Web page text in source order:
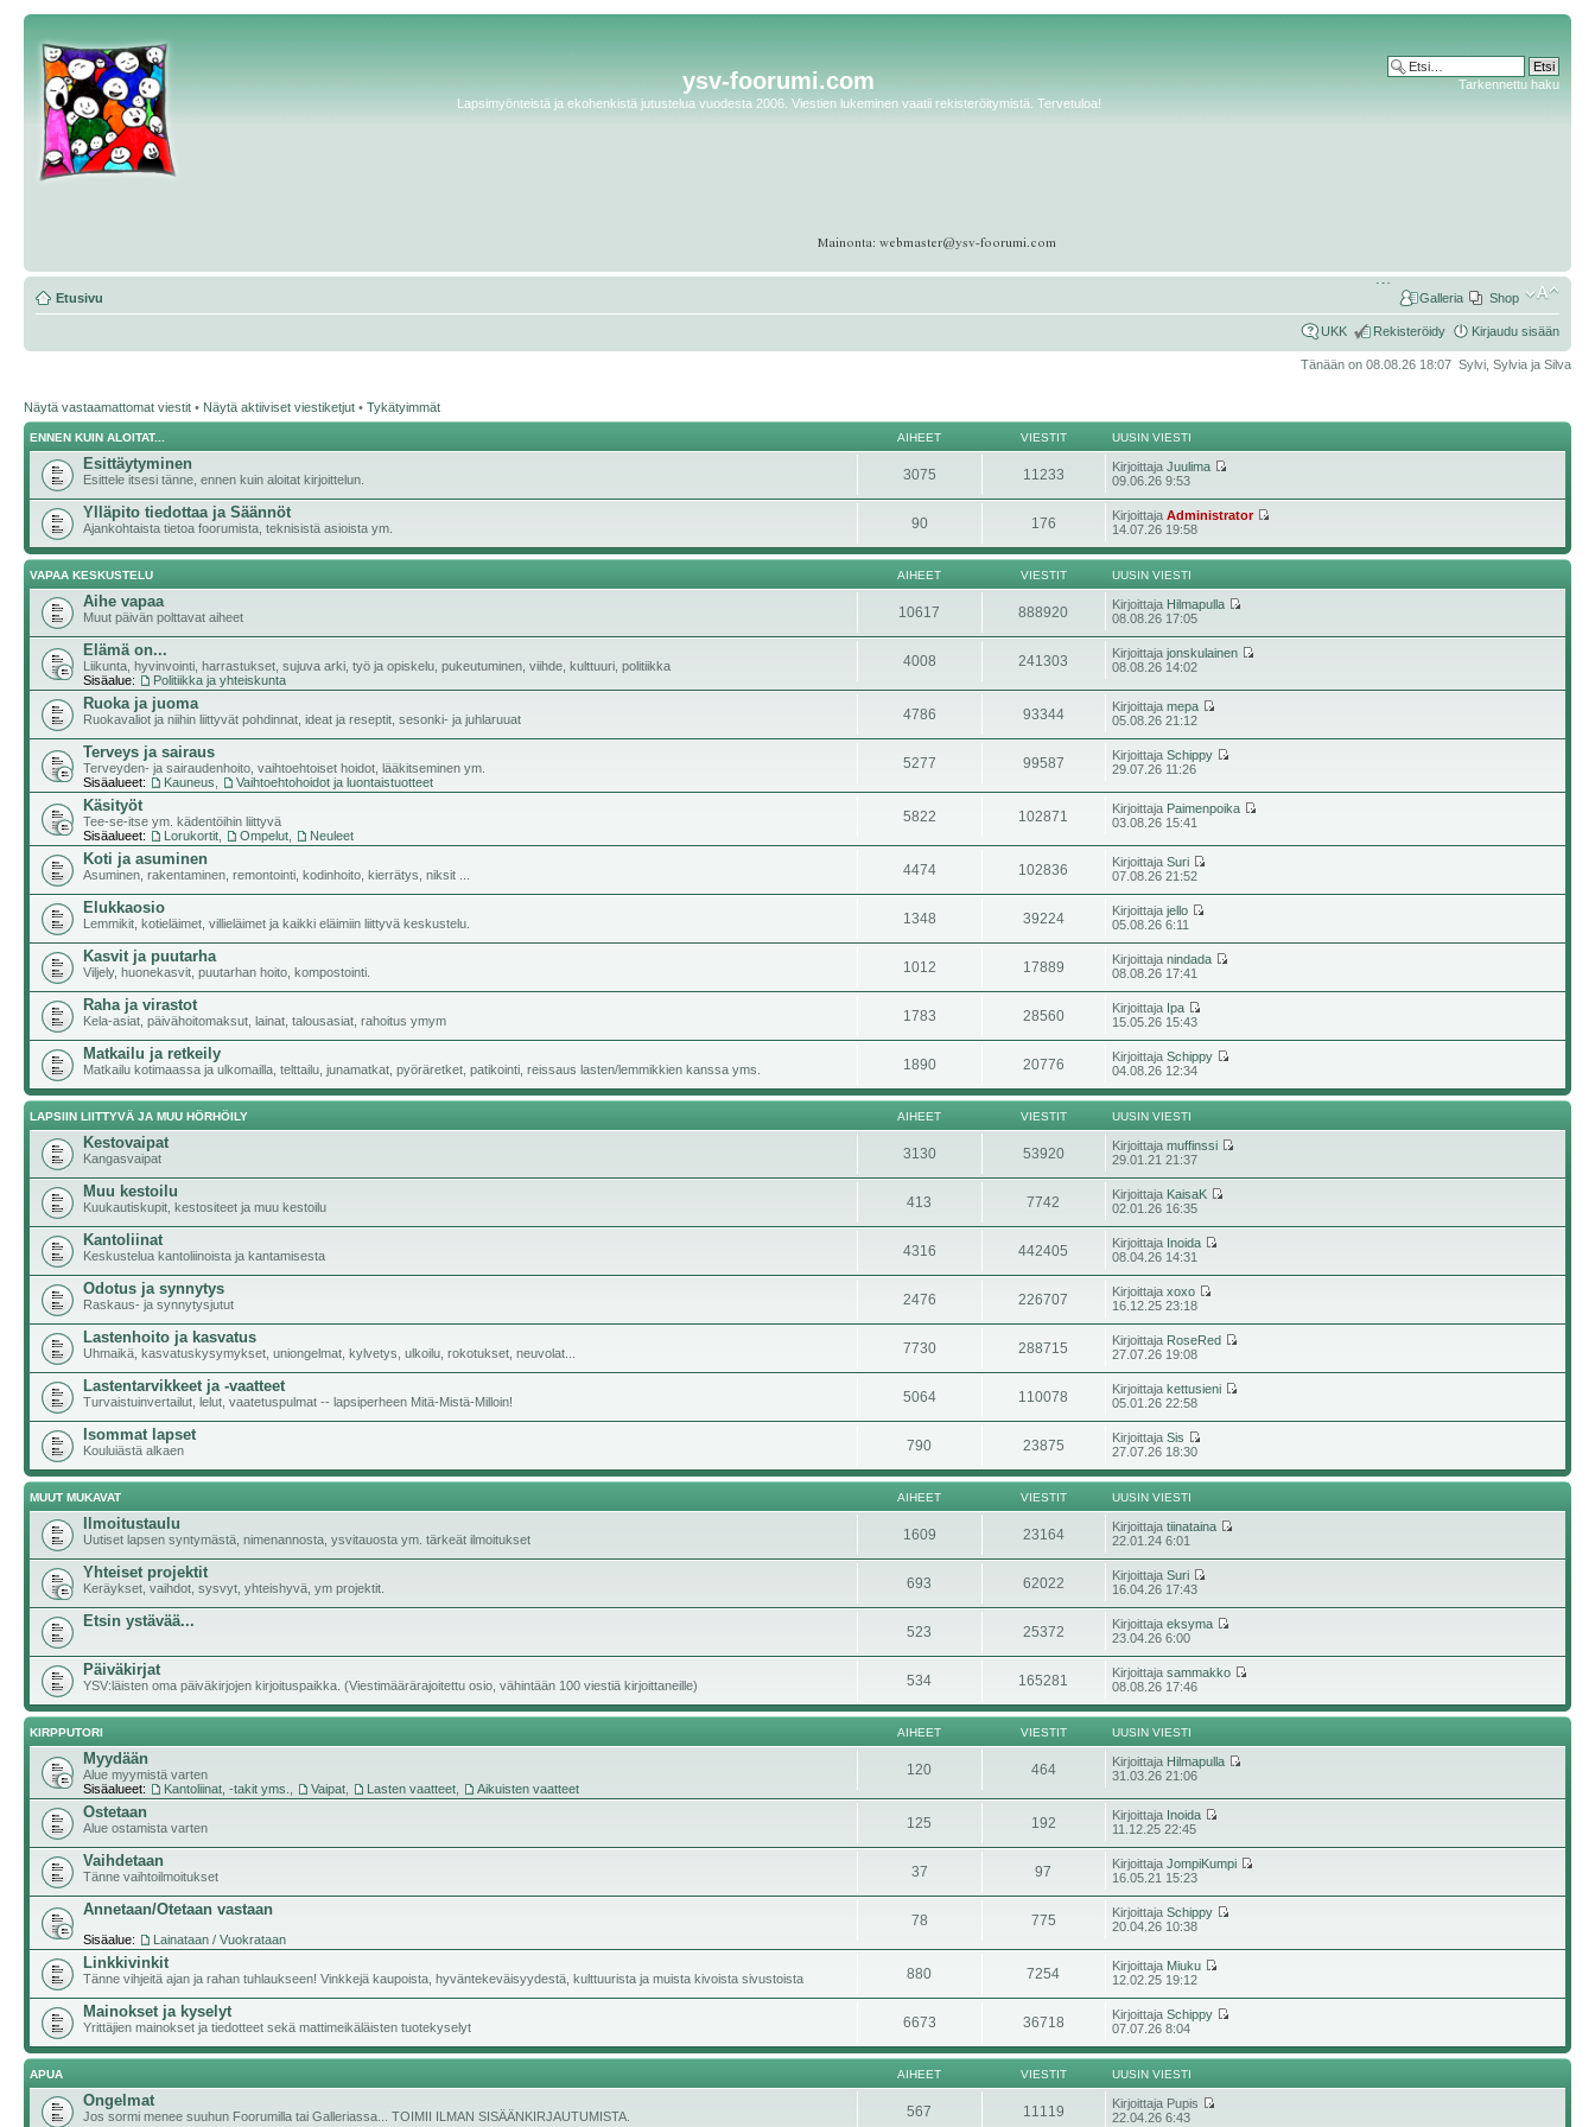
ysv-foorumi.com
Lapsimyönteistä ja ekohenkistä jutustelua vuodesta 2006. Viestien lukeminen vaatii rekisteröitymistä. Tervetuloa!
Tarkennettu haku
Etusivu Shop
Galleria
UKK Rekisteröidy Kirjaudu sisään
Tänään on 08.08.26 18:07 Sylvi, Sylvia ja Silva
Näytä vastaamattomat viestit • Näytä aktiiviset viestiketjut • Tykätyimmät
ENNEN KUIN ALOITAT... AIHEET VIESTIT UUSIN VIESTI
Esittäytyminen
Esittele itsesi tänne, ennen kuin aloitat kirjoittelun. 3075 11233 KirjoittajaJuulima
09.06.26 9:53
Ylläpito tiedottaa ja Säännöt
Ajankohtaista tietoa foorumista, teknisistä asioista ym. 90 176 KirjoittajaAdministrator
14.07.26 19:58
VAPAA KESKUSTELU AIHEET VIESTIT UUSIN VIESTI
Aihe vapaa
Muut päivän polttavat aiheet 10617 888920 Kirjoittaja Hilmapulla
08.08.26 17:05
Elämä on...
Liikunta, hyvinvointi, harrastukset, sujuva arki, työ ja opiskelu, pukeutuminen, viihde, kulttuuri, politiikka
Sisäalue:
Politiikka ja yhteiskunta
4008 241303 Kirjoittajajonskulainen
08.08.26 14:02
Ruoka ja juoma
Ruokavaliot ja niihin liittyvät pohdinnat, ideat ja reseptit, sesonki- ja juhlaruuat 4786 93344 Kirjoittajamepa
05.08.26 21:12
Terveys ja sairaus
Terveyden- ja sairaudenhoito, vaihtoehtoiset hoidot, lääkitseminen ym.
Sisäalueet:
Kauneus Vaihtoehtohoidot ja luontaistuotteet
5277 99587 KirjoittajaSchippy
29.07.26 11:26
Käsityöt
Tee-se-itse ym. kädentöihin liittyvä
Sisäalueet:
Lorukortit Ompelut Neuleet
5822 102871 Kirjoittaja Paimenpoika
03.08.26 15:41
Koti ja asuminen
Asuminen, rakentaminen, remontointi, kodinhoito, kierrätys, niksit ... 4474 102836 KirjoittajaSuri
07.08.26 21:52
Elukkaosio
Lemmikit, kotieläimet, villieläimet ja kaikki eläimiin liittyvä keskustelu. 1348 39224 Kirjoittajajello
05.08.26 6:11
Kasvit ja puutarha
Viljely, huonekasvit, puutarhan hoito, kompostointi. 1012 17889 Kirjoittajanindada
08.08.26 17:41
Raha ja virastot
Kela-asiat, päivähoitomaksut, lainat, talousasiat, rahoitus ymym 1783 28560 Kirjoittaja Ipa
15.05.26 15:43
Matkailu ja retkeily
Matkailu kotimaassa ja ulkomailla, telttailu, junamatkat, pyöräretket, patikointi, reissaus lasten/lemmikkien kanssa yms. 1890 20776 KirjoittajaSchippy
04.08.26 12:34
LAPSIIN LIITTYVÄ JA MUU HÖRHÖILY AIHEET VIESTIT UUSIN VIESTI
Kestovaipat
Kangasvaipat 3130 53920 Kirjoittajamuffinssi
29.01.21 21:37
Muu kestoilu
Kuukautiskupit, kestositeet ja muu kestoilu 413 7742 Kirjoittaja KaisaK
02.01.26 16:35
Kantoliinat
Keskustelua kantoliinoista ja kantamisesta 4316 442405 Kirjoittaja Inoida
08.04.26 14:31
Odotus ja synnytys
Raskaus- ja synnytysjutut 2476 226707 Kirjoittajaxoxo
16.12.25 23:18
Lastenhoito ja kasvatus
Uhmaikä, kasvatuskysymykset, uniongelmat, kylvetys, ulkoilu, rokotukset, neuvolat... 7730 288715 Kirjoittaja RoseRed
27.07.26 19:08
Lastentarvikkeet ja -vaatteet
Turvaistuinvertailut, lelut, vaatetuspulmat -- lapsiperheen Mitä-Mistä-Milloin! 5064 110078 Kirjoittajakettusieni
05.01.26 22:58
Isommat lapset
Kouluiästä alkaen 790 23875 KirjoittajaSis
27.07.26 18:30
MUUT MUKAVAT AIHEET VIESTIT UUSIN VIESTI
Ilmoitustaulu
Uutiset lapsen syntymästä, nimenannosta, ysvitauosta ym. tärkeät ilmoitukset 1609 23164 Kirjoittajatiinataina
22.01.24 6:01
Yhteiset projektit
Keräykset, vaihdot, sysvyt, yhteishyvä, ym projektit. 693 62022 KirjoittajaSuri
16.04.26 17:43
Etsin ystävää...
523 25372 Kirjoittajaeksyma
23.04.26 6:00
Päiväkirjat
YSV:läisten oma päiväkirjojen kirjoituspaikka. (Viestimäärärajoitettu osio, vähintään 100 viestiä kirjoittaneille) 534 165281 Kirjoittajasammakko
08.08.26 17:46
KIRPPUTORI AIHEET VIESTIT UUSIN VIESTI
Myydään
Alue myymistä varten
Sisäalueet:
Kantoliinat, -takit yms. Vaipat Lasten vaatteet Aikuisten vaatteet
120 464 Kirjoittaja Hilmapulla
31.03.26 21:06
Ostetaan
Alue ostamista varten 125 192 Kirjoittaja Inoida
11.12.25 22:45
Vaihdetaan
Tänne vaihtoilmoitukset 37 97 KirjoittajaJompiKumpi
16.05.21 15:23
Annetaan/Otetaan vastaan
Sisäalue: Lainataan / Vuokrataan
78 775 KirjoittajaSchippy
20.04.26 10:38
Linkkivinkit
Tänne vihjeitä ajan ja rahan tuhlaukseen! Vinkkejä kaupoista, hyväntekeväisyydestä, kulttuurista ja muista kivoista sivustoista 880 7254 Kirjoittaja Miuku
12.02.25 19:12
Mainokset ja kyselyt
Yrittäjien mainokset ja tiedotteet sekä mattimeikäläisten tuotekyselyt 6673 36718 KirjoittajaSchippy
07.07.26 8:04
APUA AIHEET VIESTIT UUSIN VIESTI
Ongelmat
Jos sormi menee suuhun Foorumilla tai Galleriassa... TOIMII ILMAN SISÄÄNKIRJAUTUMISTA. 567 11119
Kirjoittaja Pupis
22.04.26 6:43